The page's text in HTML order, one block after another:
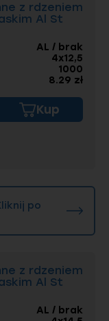
z rdzeniem
Al St
AL / brak
4x12,5
1000
8.29 zł
Kup
po
z rdzeniem
Al St
AL / brak